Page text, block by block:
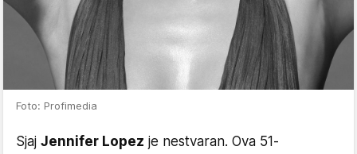
Foto: Profimedia
Sjaj Jennifer Lopez je nestvaran. Ova 51-